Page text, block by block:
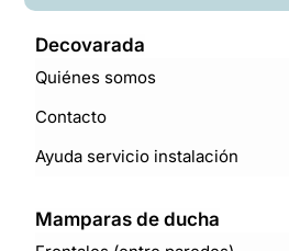
Decovarada
Quiénes somos
Contacto
Ayuda servicio instalación
Mamparas de ducha